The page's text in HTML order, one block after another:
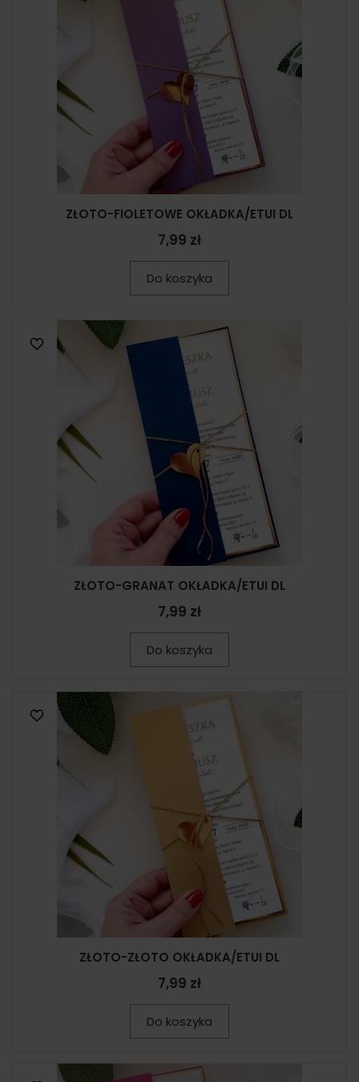
ZŁOTO-FIOLETOWE OKŁADKA/ETUI DL
7,99 zł
Do koszyka
ZŁOTO-GRANAT OKŁADKA/ETUI DL
7,99 zł
Do koszyka
ZŁOTO-ZŁOTO OKŁADKA/ETUI DL
7,99 zł
Do koszyka